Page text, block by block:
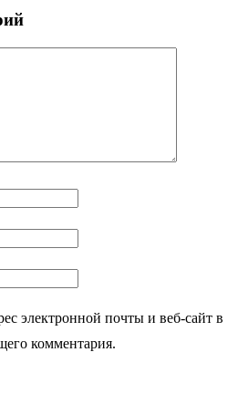
электронной почты и веб-сайт в
комментария.